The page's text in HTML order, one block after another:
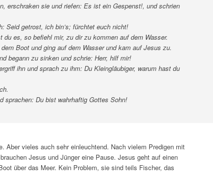
erschraken sie und riefen: Es ist ein Gespenst!, und schrien
Seid getrost, ich bin’s; fürchtet euch nicht!
es, so befiehl mir, zu dir zu kommen auf dem Wasser.
Boot und ging auf dem Wasser und kam auf Jesus zu.
begann zu sinken und schrie: Herr, hilf mir!
ihn und sprach zu ihm: Du Kleingläubiger, warum hast du
sprachen: Du bist wahrhaftig Gottes Sohn!
Aber vieles auch sehr einleuchtend. Nach vielem Predigen mit
Jesus und Jünger eine Pause. Jesus geht auf einen
über das Meer. Kein Problem, sie sind teils Fischer, das